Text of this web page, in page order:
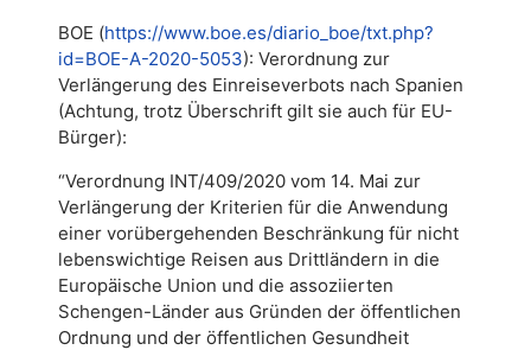
BOE (https://www.boe.es/diario_boe/txt.php?
id=BOE-A-2020-5053): Verordnung zur
Verlängerung des Einreiseverbots nach Spanien
(Achtung, trotz Überschrift gilt sie auch für EU-
Bürger):
“Verordnung INT/409/2020 vom 14. Mai zur
Verlängerung der Kriterien für die Anwendung
einer vorübergehenden Beschränkung für nicht
lebenswichtige Reisen aus Drittländern in die
Europäische Union und die assoziierten
Schengen-Länder aus Gründen der öffentlichen
Ordnung und der öffentlichen Gesundheit